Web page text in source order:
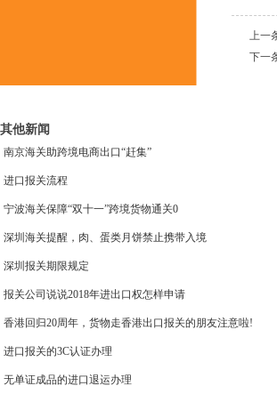
上一
下一
其他新闻
南京海关助跨境电商出口“赶集”
进口报关流程
宁波海关保障“双十一”跨境货物通关0
深圳海关提醒，肉、蛋类月饼禁止携带入境
深圳报关期限规定
报关公司说说2018年进出口权怎样申请
香港回归20周年，货物走香港出口报关的朋友注意啦!
进口报关的3C认证办理
无单证成品的进口退运办理